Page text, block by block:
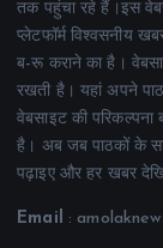
तक पहुंचा रहे हैं।इस
प्लेटफॉर्म विश्वसनीय
ब-रू कराने का है।
रखती है। यहां अपने
वेबसाइट की
है। अब जब पाठकों के
पढ़ाइए और हर खबर
Email :